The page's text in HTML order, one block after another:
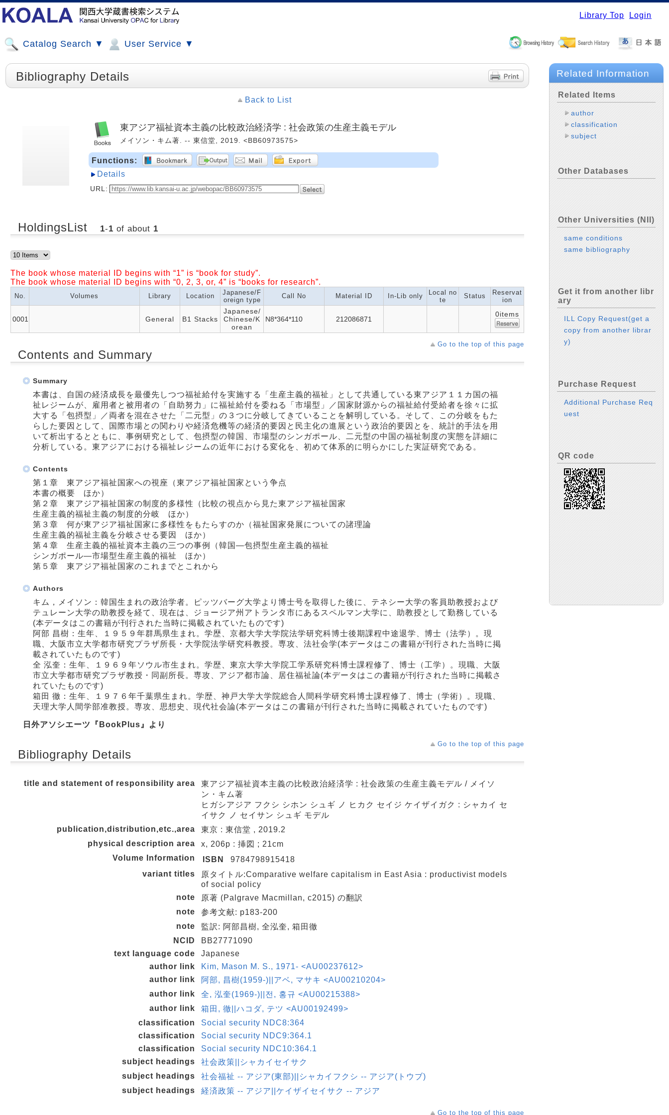
Library Top Login
Catalog Search ▼ User Service ▼
Bibliography Details
Back to List
東アジア福祉資本主義の比較政治経済学 : 社会政策の生産主義モデル
メイソン・キム著. -- 東信堂, 2019. <BB60973575>
Functions:
Details
URL:
HoldingsList 1-1 of about 1
The book whose material ID begins with “1” is “book for study”.
The book whose material ID begins with “0, 2, 3, or, 4” is “books for research”.
No. Volumes Library Location
Japanese/F
oreign type
Call No Material ID In-Lib only
Local no
te
Status
Reservat
ion
0001 General B1 Stacks
Japanese/
Chinese/K
orean
N8*364*110 212086871
0items
Go to the top of this page
Contents and Summary
Summary
本書は、自国の経済成長を最優先しつつ福祉給付を実施する「生産主義的福祉」として共通している東アジア１１カ国の福
祉レジームが、雇用者と被用者の「自助努力」に福祉給付を委ねる「市場型」／国家財源からの福祉給付受給者を徐々に拡
大する「包摂型」／両者を混在させた「二元型」の３つに分岐してきていることを解明している。そして、この分岐をもた
らした要因として、国際市場との関わりや経済危機等の経済的要因と民主化の進展という政治的要因とを、統計的手法を用
いて析出するとともに、事例研究として、包摂型の韓国、市場型のシンガポール、二元型の中国の福祉制度の実態を詳細に
分析している。東アジアにおける福祉レジームの近年における変化を、初めて体系的に明らかにした実証研究である。
Contents
第１章 東アジア福祉国家への視座（東アジア福祉国家という争点
本書の概要 ほか）
第２章 東アジア福祉国家の制度的多様性（比較の視点から見た東アジア福祉国家
生産主義的福祉主義の制度的分岐 ほか）
第３章 何が東アジア福祉国家に多様性をもたらすのか（福祉国家発展についての諸理論
生産主義的福祉主義を分岐させる要因 ほか）
第４章 生産主義的福祉資本主義の三つの事例（韓国―包摂型生産主義的福祉
シンガポール―市場型生産主義的福祉 ほか）
第５章 東アジア福祉国家のこれまでとこれから
Authors
キム，メイソン：韓国生まれの政治学者。ピッツバーグ大学より博士号を取得した後に、テネシー大学の客員助教授および
テュレーン大学の助教授を経て、現在は、ジョージア州アトランタ市にあるスペルマン大学に、助教授として勤務している
(本データはこの書籍が刊行された当時に掲載されていたものです)
阿部 昌樹：生年、１９５９年群馬県生まれ。学歴、京都大学大学院法学研究科博士後期課程中途退学、博士（法学）。現
職、大阪市立大学都市研究プラザ所長・大学院法学研究科教授。専攻、法社会学(本データはこの書籍が刊行された当時に掲
載されていたものです)
全 泓奎：生年、１９６９年ソウル市生まれ。学歴、東京大学大学院工学系研究科博士課程修了、博士（工学）。現職、大阪
市立大学都市研究プラザ教授・同副所長。専攻、アジア都市論、居住福祉論(本データはこの書籍が刊行された当時に掲載さ
れていたものです)
箱田 徹：生年、１９７６年千葉県生まれ。学歴、神戸大学大学院総合人間科学研究科博士課程修了、博士（学術）。現職、
天理大学人間学部准教授。専攻、思想史、現代社会論(本データはこの書籍が刊行された当時に掲載されていたものです)
日外アソシエーツ『BookPlus』より
Go to the top of this page
Bibliography Details
title and statement of responsibility area
東アジア福祉資本主義の比較政治経済学 : 社会政策の生産主義モデル / メイソ
ン・キム著
ヒガシアジア フクシ シホン シュギ ノ ヒカク セイジ ケイザイガク : シャカイ セ
イサク ノ セイサン シュギ モデル
publication,distribution,etc.,area
東京 : 東信堂 , 2019.2
physical description area
x, 206p : 挿図 ; 21cm
Volume Information
ISBN
9784798915418
variant titles
原タイトル:Comparative welfare capitalism in East Asia : productivist models
of social policy
note
原著 (Palgrave Macmillan, c2015) の翻訳
note
参考文献: p183-200
note
監訳: 阿部昌樹, 全泓奎, 箱田徹
NCID
BB27771090
text language code
Japanese
author link
Kim, Mason M. S., 1971- <AU00237612>
author link
阿部, 昌樹(1959-)||アベ, マサキ <AU00210204>
author link
全, 泓奎(1969-)||전, 홍규 <AU00215388>
author link
箱田, 徹||ハコダ, テツ <AU00192499>
classification
Social security NDC8:364
classification
Social security NDC9:364.1
classification
Social security NDC10:364.1
subject headings
社会政策||シャカイセイサク
subject headings
社会福祉 -- アジア(東部)||シャカイフクシ -- アジア(トウブ)
subject headings
経済政策 -- アジア||ケイザイセイサク -- アジア
Go to the top of this page
Related Information
Related Items
author
classification
subject
Other Databases
Other Universities (NII)
same conditions
same bibliography
Get it from another libr
ary
ILL Copy Request(get a
copy from another librar
y)
Purchase Request
Additional Purchase Req
uest
QR code